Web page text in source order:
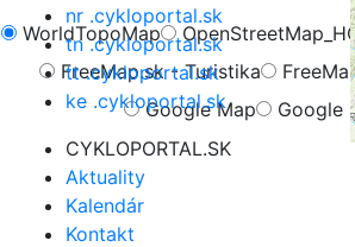
WorldTopoMap
FreeMap.sk - Turistika
Google Map
Google
nr .cykloportal.sk
tn .cykloportal.sk
tt .cykloportal.sk
ke .cykloportal.sk
CYKLOPORTAL.SK
Aktuality
Kalendár
Kontakt